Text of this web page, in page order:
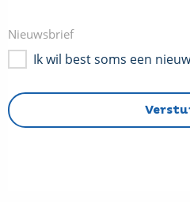
Nieuwsbrief
Ik wil best soms een